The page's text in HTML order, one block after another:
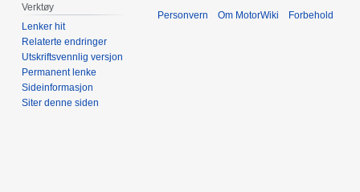
Verktøy
Lenker hit
Relaterte endringer
Utskriftsvennlig versjon
Permanent lenke
Sideinformasjon
Siter denne siden
Personvern Om MotorWiki Forbehold